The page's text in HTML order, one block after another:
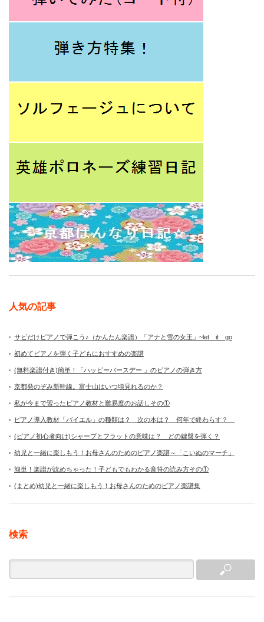
人気の記事
サビだけピアノで弾こう♪（かんたん楽譜）「アナと雪の女王」~let it go
初めてピアノを弾く子どもにおすすめの楽譜
(無料楽譜付き)簡単！「ハッピーバースデー 」のピアノの弾き方
京都発のぞみ新幹線。富士山はいつ頃見れるのか？
私が今まで習ったピアノ教材と難易度のお話しその①
ピアノ導入教材「バイエル」の種類は？ 次の本は？ 何年で終わらす？
(ピアノ初心者向け)シャープとフラットの意味は？ どの鍵盤を弾く？
幼児と一緒に楽しもう！お母さんのためのピアノ楽譜～「こいぬのマーチ」
簡単！楽譜が読めちゃった！子どもでもわかる音符の読み方その①
(まとめ)幼児と一緒に楽しもう！お母さんのためのピアノ楽譜集
検索